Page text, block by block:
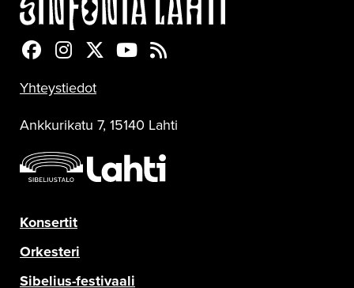
Sinfonia Lahti Facebookissa
Sinfonia Lahti Instagramissa
Sinfonia Lahti Twitterissä
Sinfonia Lahti YouTubessa
Sinfonia Lahti RSS-feed
Yhteystiedot
Ankkurikatu 7, 15140 Lahti
Konsertit
Orkesteri
Sibelius-festivaali